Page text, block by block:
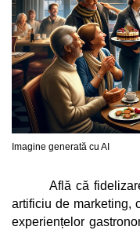
Imagine generată cu AI
Află că
artificiu de marketing,
experiențelor